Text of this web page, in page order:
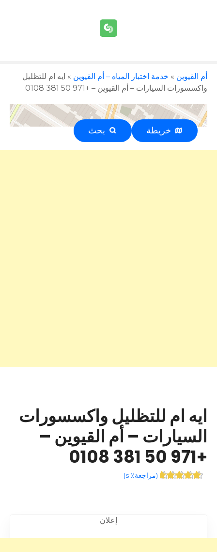
أم القيوين » خدمة اختبار المياه – أم القيوين » ايه ام للتظليل
واكسسورات السيارات – أم القيوين – +971 50 381 0108
خريطة بحثإعلان
ايه ام للتظليل واكسسورات
السيارات – أم القيوين –
+971 50 381 0108
(مراجعة٪ s )
إعلان